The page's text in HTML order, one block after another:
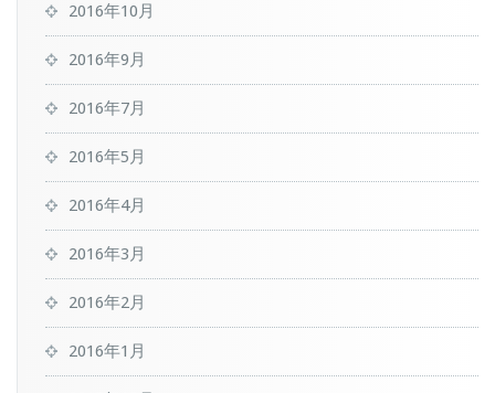
2016年10月
2016年9月
2016年7月
2016年5月
2016年4月
2016年3月
2016年2月
2016年1月